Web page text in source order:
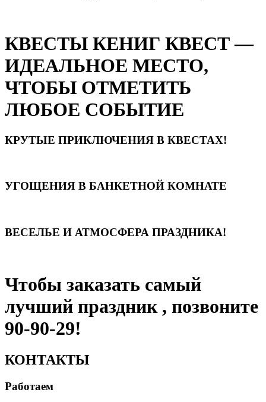
КВЕСТЫ КЕНИГ КВЕСТ —
ИДЕАЛЬНОЕ МЕСТО,
ЧТОБЫ ОТМЕТИТЬ
ЛЮБОЕ СОБЫТИЕ
КРУТЫЕ ПРИКЛЮЧЕНИЯ В КВЕСТАХ!
УГОЩЕНИЯ В БАНКЕТНОЙ КОМНАТЕ
ВЕСЕЛЬЕ И АТМОСФЕРА ПРАЗДНИКА!
Чтобы заказать самый
лучший праздник , позвоните
90-90-29!
КОНТАКТЫ
Работаем